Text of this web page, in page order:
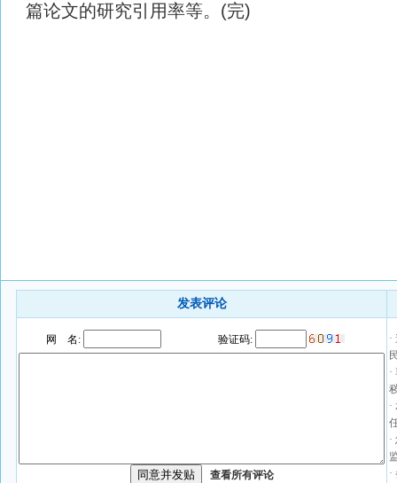
篇论文的研究引用率等。(完)
发表评论
网 名: 验证码:
查看所有评论
·